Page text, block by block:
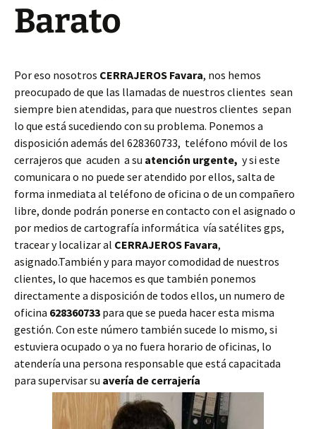
Barato
Por eso nosotros CERRAJEROS Favara, nos hemos
preocupado de que las llamadas de nuestros clientes sean
siempre bien atendidas, para que nuestros clientes sepan
lo que está sucediendo con su problema. Ponemos a
disposición además del 628360733, teléfono móvil de los
cerrajeros que acuden a su atención urgente, y si este
comunicara o no puede ser atendido por ellos, salta de
forma inmediata al teléfono de oficina o de un compañero
libre, donde podrán ponerse en contacto con el asignado o
por medios de cartografía informática vía satélites gps,
tracear y localizar al CERRAJEROS Favara,
asignado.También y para mayor comodidad de nuestros
clientes, lo que hacemos es que también ponemos
directamente a disposición de todos ellos, un numero de
oficina 628360733 para que se pueda hacer esta misma
gestión. Con este número también sucede lo mismo, si
estuviera ocupado o ya no fuera horario de oficinas, lo
atendería una persona responsable que está capacitada
para supervisar su avería de cerrajería